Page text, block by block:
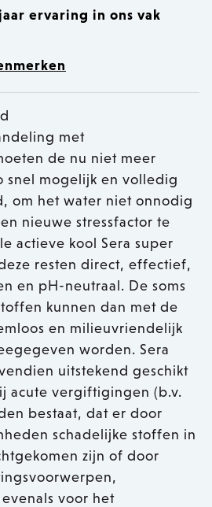
ervaring in ons vak
met
de nu niet meer
snel mogelijk en volledig
om het water niet onnodig
nieuwe stressfactor te
actieve kool Sera super
resten direct, effectief,
en pH-neutraal. De soms
kunnen dan met de
en milieuvriendelijk
worden. Sera
uitstekend geschikt
acute vergiftigingen (b.v.
bestaat, dat er door
schadelijke stoffen in
zijn of door
voor het